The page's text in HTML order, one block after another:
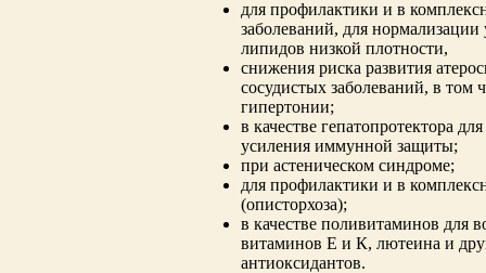
для профилактики и в
заболеваний, для
липидов низкой плотности,
снижения риска развития
сосудистых заболеваний, в том
гипертонии;
в качестве гепатопротектора
усиления иммунной защиты;
при астеническом синдроме;
для профилактики и в
(описторхоза);
в качестве поливитаминов для
витаминов Е и К, лютеина и
антиоксидантов.